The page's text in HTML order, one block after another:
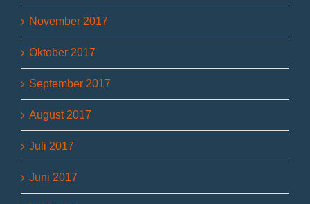
November 2017
Oktober 2017
September 2017
August 2017
Juli 2017
Juni 2017